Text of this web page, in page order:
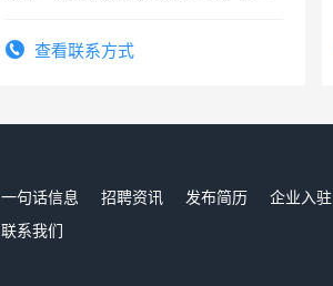
查看联系方式
一句话信息 招聘资讯 发布简历 企业入驻
联系我们